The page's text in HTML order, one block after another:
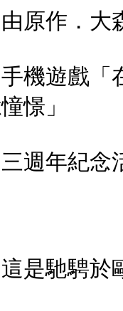
作．大
遊戲「在
憬」
年紀念活
馳騁於